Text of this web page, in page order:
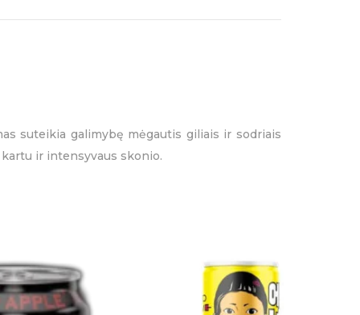
suteikia galimybę mėgautis giliais ir sodriais
ir intensyvaus skonio.